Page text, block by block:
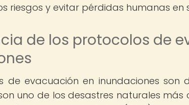
riesgos y evitar pérdidas humanas en
de los protocolos de
de evacuación en inundaciones
uno de los desastres naturales